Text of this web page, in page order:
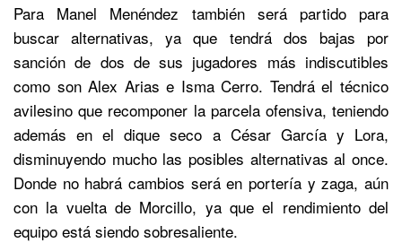
Para Manel Menéndez también será partido para
buscar alternativas, ya que tendrá dos bajas por
sanción de dos de sus jugadores más indiscutibles
como son Alex Arias e Isma Cerro. Tendrá el técnico
avilesino que recomponer la parcela ofensiva, teniendo
además en el dique seco a César García y Lora,
disminuyendo mucho las posibles alternativas al once.
Donde no habrá cambios será en portería y zaga, aún
con la vuelta de Morcillo, ya que el rendimiento del
equipo está siendo sobresaliente.